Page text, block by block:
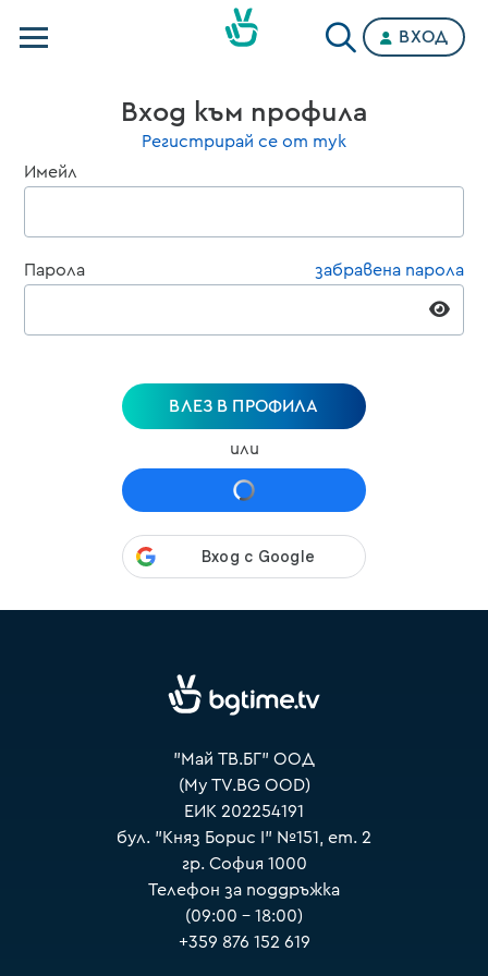
Категории
ВХОД
Вход към профила
Регистрирай се от тук
Имейл
Парола забравена парола
ВЛЕЗ В ПРОФИЛА
или
"Май ТВ.БГ" ООД
(My TV.BG OOD)
ЕИК 202254191
бул. "Княз Борис I" №151, ет. 2
гр. София 1000
Телефон за поддръжка
(09:00 – 18:00)
+359 876 152 619